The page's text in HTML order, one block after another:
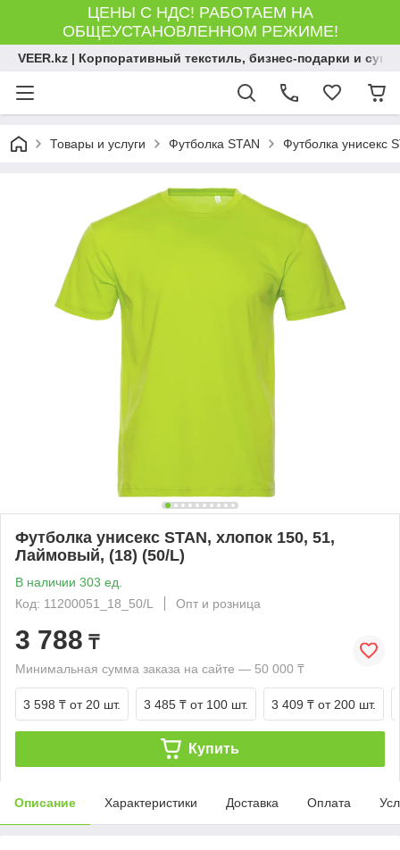
ЦЕНЫ С НДС! РАБОТАЕМ НА
ОБЩЕУСТАНОВЛЕННОМ РЕЖИМЕ!
VEER.kz | Корпоративный текстиль, бизнес-подарки и
Товары и услуги Футболка STAN Футболка унисекс
Футболка унисекс STAN, хлопок 150, 51,
Лаймовый, (18) (50/L)
В наличии 303 ед.
Код: 11200051_18_50/L
Опт и розница
3 788 ₸
Минимальная сумма заказа на сайте — 50 000 ₸
3 598 ₸ от 20 шт. 3 485 ₸ от 100 шт. 3 409 ₸ от 200 шт.
Купить
Описание Характеристики Доставка Оплата